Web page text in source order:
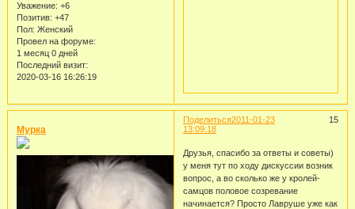
Уважение: +6
Позитив: +47
Пол: Женский
Провел на форуме:
1 месяц 0 дней
Последний визит:
2020-03-16 16:26:19
Поделиться 15
2011-01-23
13:09:18
Мурка
Друзья, спасибо за ответы и советы)
у меня тут по ходу дискуссии возник
вопрос, а во сколько же у кролей-
самцов половое созревание
начинается? Просто Лавруше уже как